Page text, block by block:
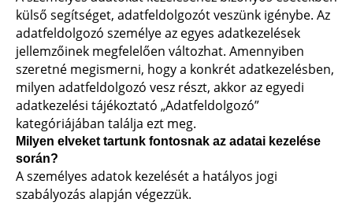
külső segítséget, adatfeldolgozót veszünk igénybe. Az
adatfeldolgozó személye az egyes adatkezelések
jellemzőinek megfelelően változhat. Amennyiben
szeretné megismerni, hogy a konkrét adatkezelésben,
milyen adatfeldolgozó vesz részt, akkor az egyedi
adatkezelési tájékoztató „Adatfeldolgozó”
kategóriájában találja ezt meg.
Milyen elveket tartunk fontosnak az adatai kezelése
során?
A személyes adatok kezelését a hatályos jogi
szabályozás alapján végezzük.